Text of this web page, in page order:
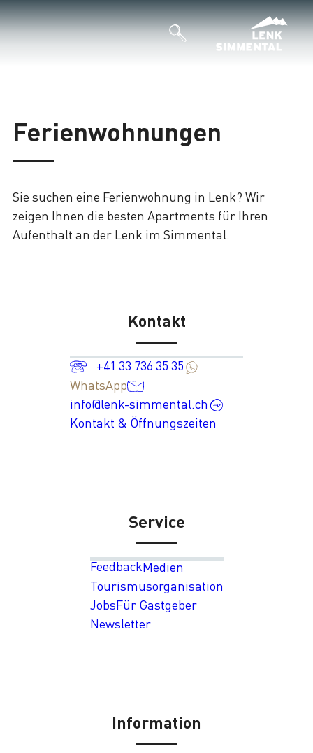
Ferienwohnungen
Sie suchen eine Ferienwohnung in Lenk? Wir
zeigen Ihnen die besten Apartments für Ihren
Aufenthalt an der Lenk im Simmental.
Kontakt
+41 33 736 35 35
WhatsApp
info@lenk-simmental.ch
Kontakt & Öffnungszeiten
Service
FeedbackMedien
Tourismusorganisation
JobsFür Gastgeber
Newsletter
Information